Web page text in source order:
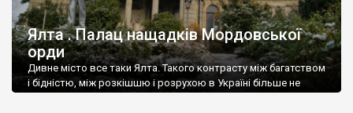
Ялта . Палац нащадків Мордовської
орди
Дивне місто все таки Ялта. Такого контрасту між багатством
і бідністю, між розкішшю і розрухою в Україні більше не